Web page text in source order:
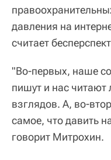
давления на
считает
"Во-первых, наше
пишут и нас
взглядов. А, во-
самое, что давить
говорит Митрохин.